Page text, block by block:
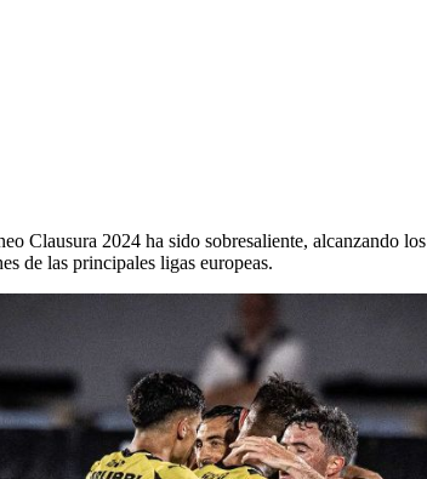
Clausura 2024 ha sido sobresaliente, alcanzando los
de las principales ligas europeas.